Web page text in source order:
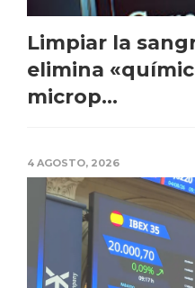
Limpiar la
elimina
microp...
4 AGOSTO, 2026